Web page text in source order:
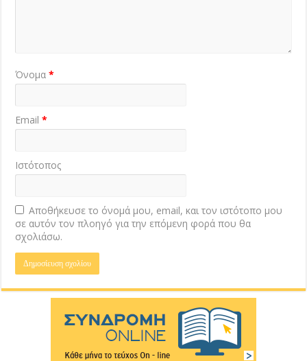
Όνομα*
Email*
Ιστότοπος
Αποθήκευσε το όνομά μου, email, και τον ιστότοπο μου
σε αυτόν τον πλοηγό για την επόμενη φορά που θα
σχολιάσω.